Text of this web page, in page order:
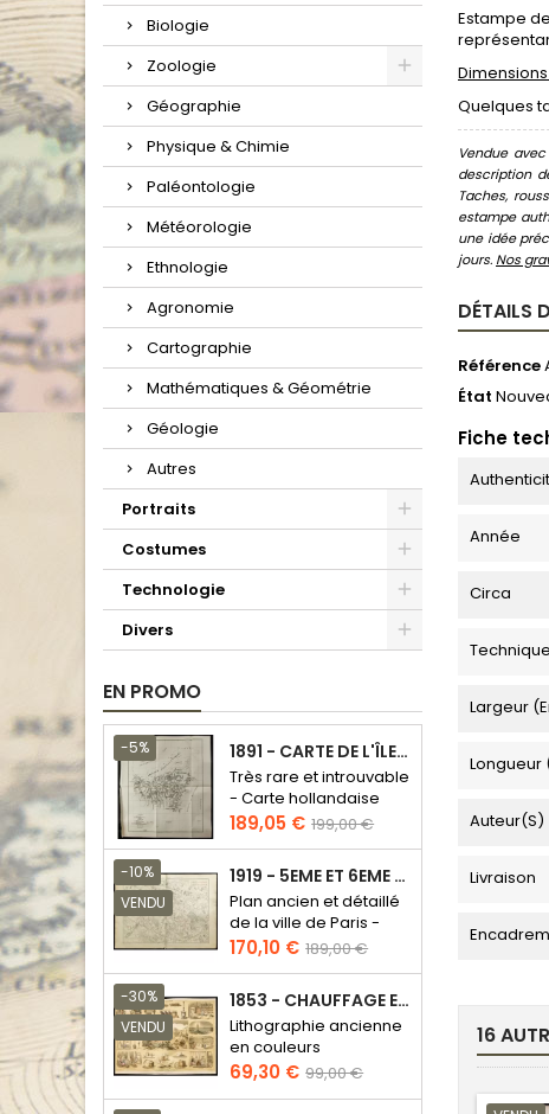
Biologie
Zoologie
Géographie
Physique & Chimie
Paléontologie
Météorologie
Ethnologie
Agronomie
Cartographie
Mathématiques & Géométrie
Géologie
Autres
Portraits
Costumes
Technologie
Divers
EN PROMO
-5% 1891 - CARTE DE L'ÎLE DE BORNÉO
Très rare et introuvable
- Carte hollandaise
Prix
189,05 € Prix
de
base
199,00 €
-10%
VENDU
1919 - 5EME ET 6EME ARRONDISSEMENT DE PARIS
Plan ancien et détaillé
de la ville de Paris -
Odéon - Sorbonne
Prix
170,10 € Prix
de
base
189,00 €
-30%
VENDU
1853 - CHAUFFAGE ET ÉCLAIRAGE (LITHOGRAPHIE)
Lithographie ancienne
en couleurs
Prix
69,30 € Prix
de
99,00 €
Estampe
Dimensions
Quelques
Vendue
description
Taches,
estampe
une idée
jours. Nos
DÉTAILS
Référence
État
Fiche
Année
Circa
Technique
Largeur
Longueur
Auteur(s)
Livraison
16